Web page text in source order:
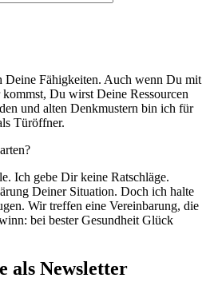
Deine Fähigkeiten. Auch wenn Du mit
Du wirst Deine Ressourcen
und alten Denkmustern bin ich für
Türöffner.
Ich gebe Dir keine Ratschläge.
Deiner Situation. Doch ich halte
Wir treffen eine Vereinbarung, die
bei bester Gesundheit Glück
als Newsletter